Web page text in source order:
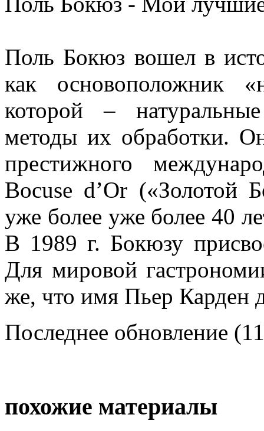
Поль Бокюз вошел в
как основоположник
которой –
методы их обработки.
престижного
Bocuse d’Or («Золотой
уже более уже более 40
В 1989 г. Бокюзу
Для мировой
же, что имя Пьер Карден
Последнее обновление
похожие материалы